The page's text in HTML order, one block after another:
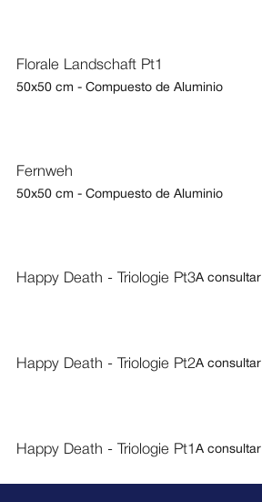
Florale Landschaft Pt1
50x50 cm - Compuesto de Aluminio
Fernweh
50x50 cm - Compuesto de Aluminio
Happy Death - Triologie Pt3A consultar
Happy Death - Triologie Pt2A consultar
Happy Death - Triologie Pt1 A consultar